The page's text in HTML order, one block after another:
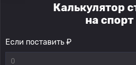
Калькулятор
на спорт
Если поставить ₽